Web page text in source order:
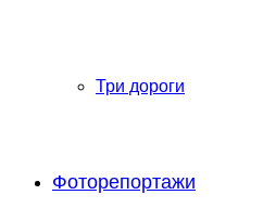
Три дороги
Фоторепортажи